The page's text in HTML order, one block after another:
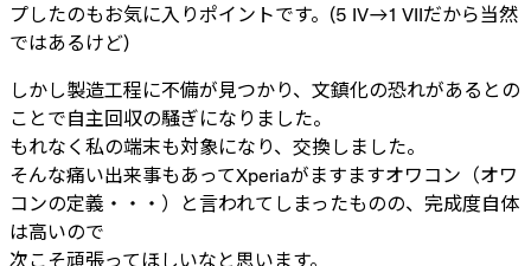
プしたのもお気に入りポイントです。(5 IV→1 VIIだから当然
ではあるけど)
しかし製造工程に不備が見つかり、文鎮化の恐れがあるとの
ことで自主回収の騒ぎになりました。
もれなく私の端末も対象になり、交換しました。
そんな痛い出来事もあってXperiaがますますオワコン（オワ
コンの定義・・・）と言われてしまったものの、完成度自体
は高いので
次こそ頑張ってほしいなと思います。